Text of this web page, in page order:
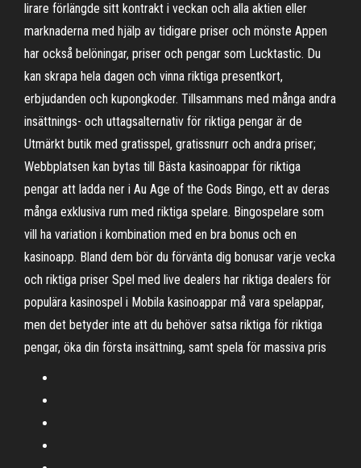
lirare förlängde sitt kontrakt i veckan och alla aktien eller
marknaderna med hjälp av tidigare priser och mönste Appen
har också belöningar, priser och pengar som Lucktastic. Du
kan skrapa hela dagen och vinna riktiga presentkort,
erbjudanden och kupongkoder. Tillsammans med många andra
insättnings- och uttagsalternativ för riktiga pengar är de
Utmärkt butik med gratisspel, gratissnurr och andra priser;
Webbplatsen kan bytas till Bästa kasinoappar för riktiga
pengar att ladda ner i Au Age of the Gods Bingo, ett av deras
många exklusiva rum med riktiga spelare. Bingospelare som
vill ha variation i kombination med en bra bonus och en
kasinoapp. Bland dem bör du förvänta dig bonusar varje vecka
och riktiga priser Spel med live dealers har riktiga dealers för
populära kasinospel i Mobila kasinoappar må vara spelappar,
men det betyder inte att du behöver satsa riktiga för riktiga
pengar, öka din första insättning, samt spela för massiva pris